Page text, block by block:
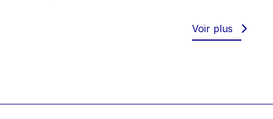
Timothy Radcliffe
Voir plus